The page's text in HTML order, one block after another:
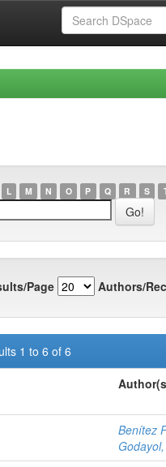
L M N O P Q R S
Page Authors/
1 to 6 of 6
Benítez